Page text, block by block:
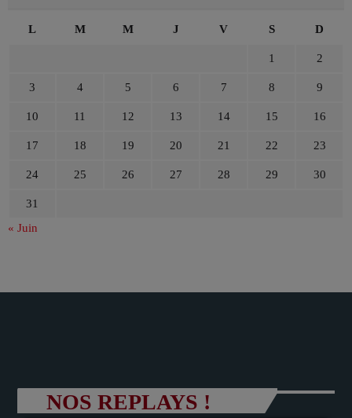
L M M J V S D
1 2
3 4 5 6 7 8 9
10 11 12 13 14 15 16
17 18 19 20 21 22 23
24 25 26 27 28 29 30
31
« Juin
NOS REPLAYS !